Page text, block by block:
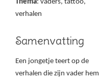
Thema: vaders, tattoo,
verhalen
Samenvatting
Een jongetje teert op de
verhalen die zijn vader hem